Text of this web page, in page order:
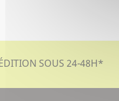
SOUS 24-48H*